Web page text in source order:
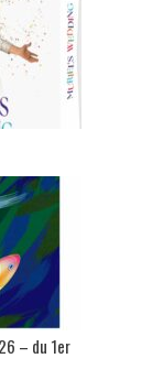
– du 1er